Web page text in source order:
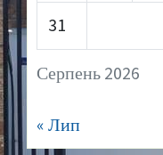
Серпень 2026
31
« Лип